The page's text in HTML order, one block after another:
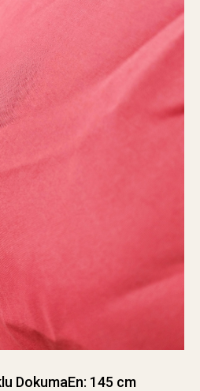
DokumaEn: 145 cm